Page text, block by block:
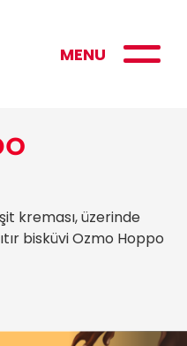
MENU
kreması, üzerinde
bisküvi Ozmo Hoppo